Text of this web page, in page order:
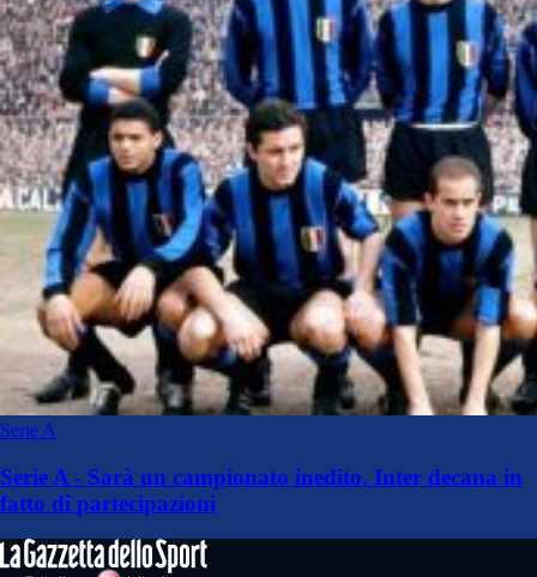
Serie A
Serie A - Sarà un campionato inedito. Inter decana in
fatto di partecipazioni